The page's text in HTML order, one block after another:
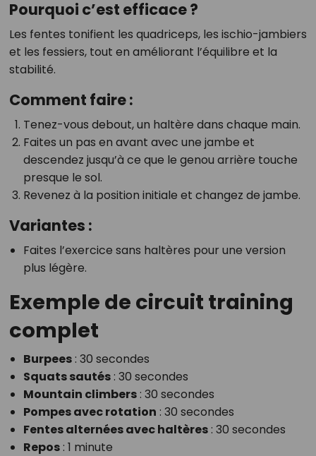
Pourquoi c’est efficace ?
Les fentes tonifient les quadriceps, les ischio-jambiers
et les fessiers, tout en améliorant l’équilibre et la
stabilité.
Comment faire :
Tenez-vous debout, un haltère dans chaque main.
Faites un pas en avant avec une jambe et
descendez jusqu’à ce que le genou arrière touche
presque le sol.
Revenez à la position initiale et changez de jambe.
Variantes :
Faites l’exercice sans haltères pour une version
plus légère.
Exemple de circuit training
complet
Burpees: 30 secondes
Squats sautés: 30 secondes
Mountain climbers: 30 secondes
Pompes avec rotation : 30 secondes
Fentes alternées avec haltères: 30 secondes
Repos: 1 minute